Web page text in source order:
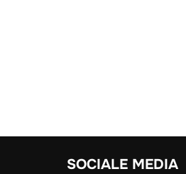
SOCIALE MEDIA